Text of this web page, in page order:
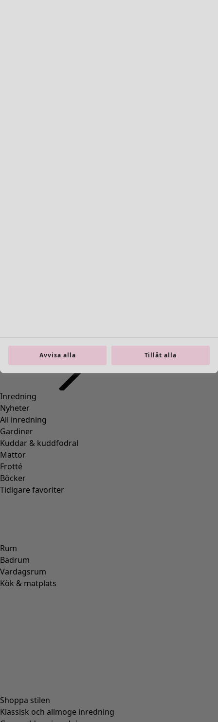
Inredning
Nyheter
All inredning
Gardiner
Kuddar & kuddfodral
Mattor
Frotté
Böcker
Tidigare favoriter
Rum
Badrum
Vardagsrum
Kök & matplats
Shoppa stilen
Klassisk och allmoge inredning
Avvisa alla Tillåt alla